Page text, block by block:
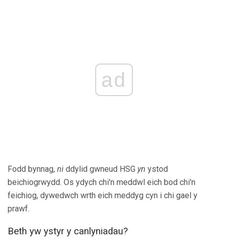
ad
Fodd bynnag, ni ddylid gwneud HSG yn ystod
beichiogrwydd. Os ydych chi'n meddwl eich bod chi'n
feichiog, dywedwch wrth eich meddyg cyn i chi gael y
prawf.
Beth yw ystyr y canlyniadau?